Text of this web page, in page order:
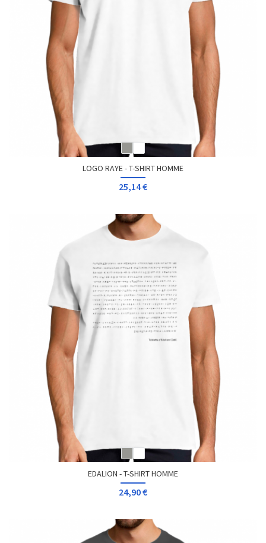
LOGO RAYE - T-SHIRT HOMME
25,14 €
EDALION - T-SHIRT HOMME
24,90 €